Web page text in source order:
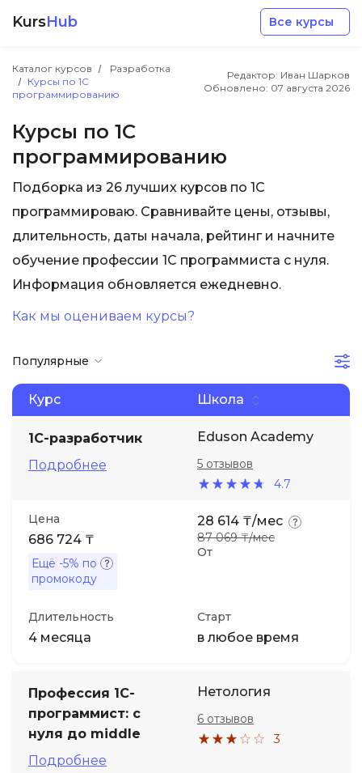
KursHub Все курсы
Каталог курсов
Разработка
Курсы по 1С
программированию
Редактор: Иван Шарков
Обновлено: 07 августа 2026
Курсы по 1С
программированию
Подборка из 26 лучших курсов по 1С
программироваю. Сравнивайте цены, отзывы,
длительность, даты начала, рейтинг и начните
обучение профессии 1С программиста с нуля.
Информация обновляется ежедневно.
Как мы оцениваем курсы?
Популярные
Курс Школа
1C-разработчик
Подробнее
Eduson Academy
4.7
5 отзывов
Цена
686 724 ₸
Ещё -5% по
промокоду
От
28 614 ₸/мес
87 069 ₸/мес
Длительность
4 месяца
Старт
в любое время
Профессия 1C-
программист: с
нуля до middle
Подробнее
Нетология
3
6 отзывов
Маркетинг
Дизайн
Аналитика
Менеджмент
Иностранные языки
Soft Skills
Детям
Акции и промокоды